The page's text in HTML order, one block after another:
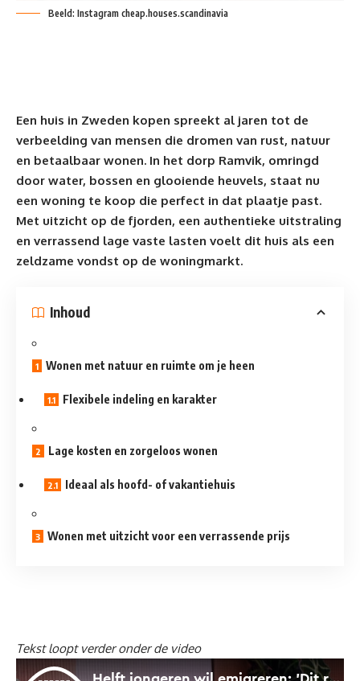
Beeld: Instagram cheap.houses.scandinavia
Een huis in Zweden kopen spreekt al jaren tot de
verbeelding van mensen die dromen van rust, natuur
en betaalbaar wonen. In het dorp Ramvik, omringd
door water, bossen en glooiende heuvels, staat nu
een woning te koop die perfect in dat plaatje past.
Met uitzicht op de fjorden, een authentieke uitstraling
en verrassend lage vaste lasten voelt dit huis als een
zeldzame vondst op de woningmarkt.
Inhoud
Wonen met natuur en ruimte om je heen
Flexibele indeling en karakter
Lage kosten en zorgeloos wonen
Ideaal als hoofd- of vakantiehuis
Wonen met uitzicht voor een verrassende prijs
Tekst loopt verder onder de video